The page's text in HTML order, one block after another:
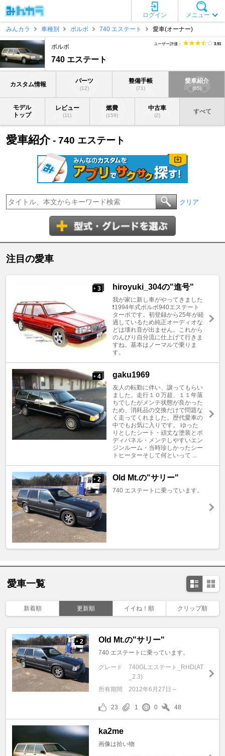
メニュー
ログイン
みんカラ
車種別 ボルボ 740 エステート 愛車(オーナー)
ボルボ
740 エステート
ユーザー評価： 3.91
カスタム情報 パーツ
(12)
整備手帳
(71)
愛車紹介
(65)
モデル
トップ
レビュー
(11)
燃費
(159)
中古車
(2)
すべて
愛車紹介- 740 エステート
クリア
注目の愛車
+ 3 hiroyuki_304の"進号"
我が家に新し車がやってきました
❗1994年式ボルボ940エステート
ターボです。初登録から25年が経
過しているため純正オーディオな
どは壊れ音が出ません。これから
のんびり自分流に仕上げて行きま
すね。基本はノーマルで乗りま
す。
+ 4 gaku1969
友人の転勤に伴い、譲ってもらい
ました。走行１０万超、１１年落
ちでしたがメンテ状態が良かった
ため、消耗品の交換だけで問題な
く走ってくれました。歴代愛車の
中でもお気に入りです。 ゆった
りとしたシート・頑丈な塗装とボ
ディパネル・メンテしやすいエン
ジンルーム・当時珍しかったシー
トヒーターそして何といって ...
+ 2 Old Mt.の"サリー"
740 エステートに乗っています。
愛車一覧
新着順 更新順 イイね！順 クリップ順
+ 2 Old Mt.の"サリー"
740 エステートに乗っています。
グレード
740GLエステート_RHD(AT
_2.3)
所有期間
2012年6月27日～
23 1 0 48
ka2me
画像は拾い物